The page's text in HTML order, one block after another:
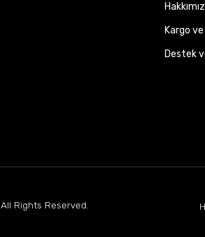
Kargo
Destek
. All Rights Reserved.